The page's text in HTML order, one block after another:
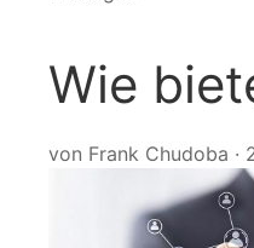
Wie
von Frank Chudoba ·